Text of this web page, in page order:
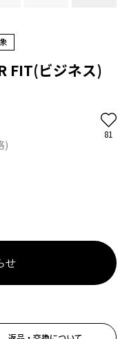
FIT(ビジネス)
)
81
せ